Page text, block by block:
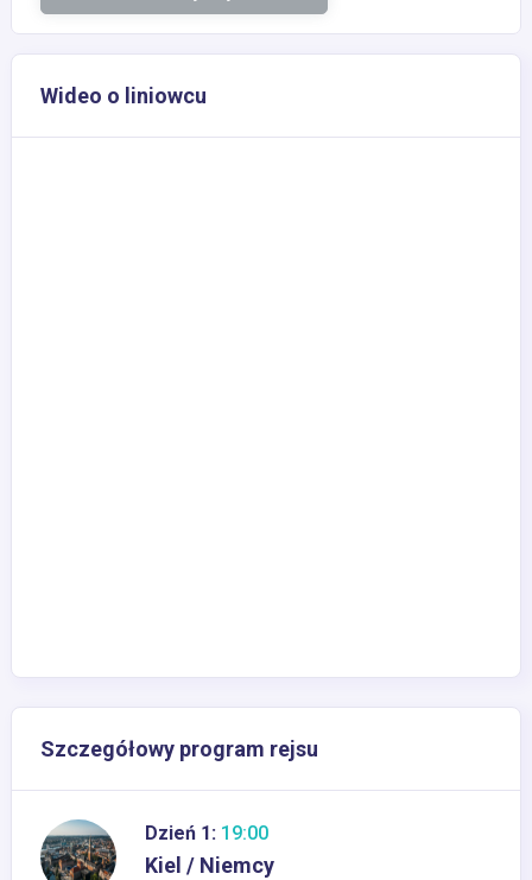
Wideo o liniowcu
Szczegółowy program rejsu
Dzień 1: 19:00
Kiel / Niemcy